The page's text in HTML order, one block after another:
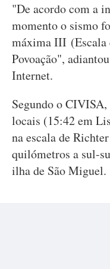
"De acordo com a
momento o sismo
máxima III
Povoação",
Internet.
Segundo o
locais (15:42 em
na escala de
quilómetros a sul-
ilha de São Miguel.